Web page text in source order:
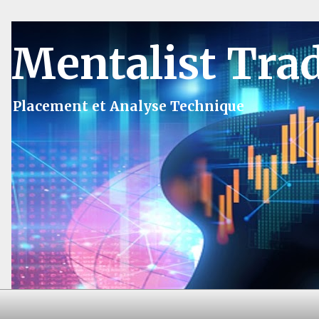
Mentalist
Placement et Analyse Technique